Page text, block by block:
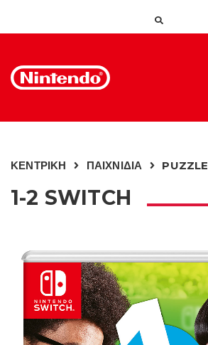
ΚΕΝΤΡΙΚΗ ΠΑΙΧΝΙΔΙΑ PUZZLE
1-2 SWITCH